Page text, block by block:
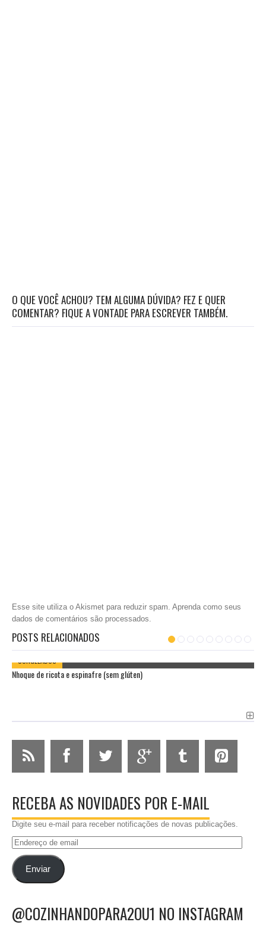
O QUE VOCÊ ACHOU? TEM ALGUMA DÚVIDA? FEZ E QUER
COMENTAR? FIQUE A VONTADE PARA ESCREVER TAMBÉM.
Esse site utiliza o Akismet para reduzir spam. Aprenda como seus
dados de comentários são processados.
POSTS RELACIONADOS
CONGELADOS
Nhoque de ricota e espinafre (sem glúten)
RECEBA AS NOVIDADES POR E-MAIL
Digite seu e-mail para receber notificações de novas publicações.
Endereço
emailEnviar
@COZINHANDOPARA2OU1 NO INSTAGRAM